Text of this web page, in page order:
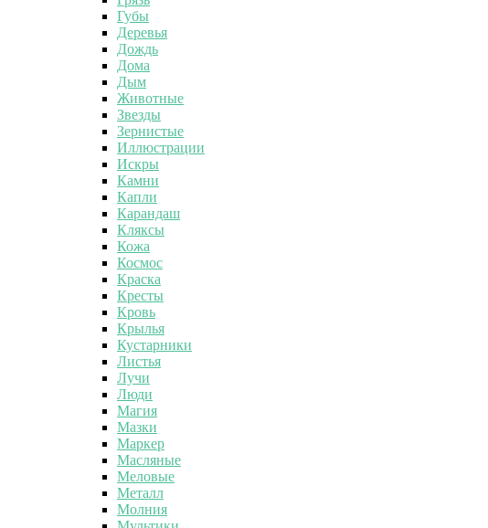
Губы
Деревья
Дождь
Дома
Дым
Животные
Звезды
Зернистые
Иллюстрации
Искры
Камни
Капли
Карандаш
Кляксы
Кожа
Космос
Краска
Кресты
Кровь
Крылья
Кустарники
Листья
Лучи
Люди
Магия
Мазки
Маркер
Масляные
Меловые
Металл
Молния